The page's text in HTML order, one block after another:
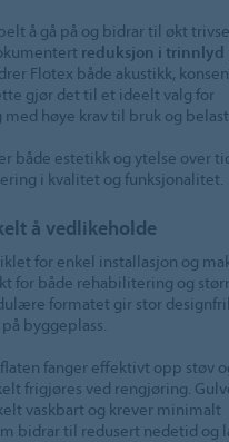
å gå på og bidrar til økt
reduksjon i trinnlyd
Flotex både akustikk,
gjør det til et ideelt valg for
høye krav til bruk og
både estetikk og ytelse over
i kvalitet og funksjonalitet.
å vedlikeholde
for enkel installasjon og
for både rehabilitering og
formatet gir stor
byggeplass.
fanger effektivt opp støv
frigjøres ved rengjøring.
vaskbart og krever minimalt
bidrar til redusert nedetid og